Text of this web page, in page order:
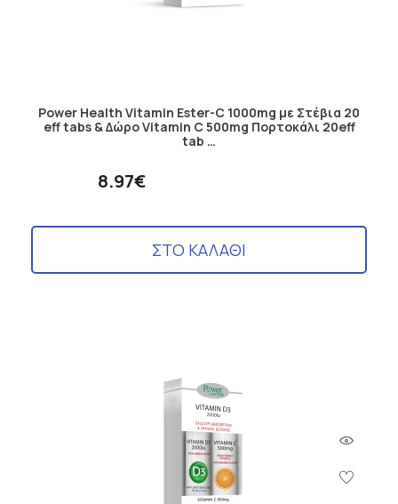
Power Health Vitamin Ester-C 1000mg με Στέβια 20
eff tabs & Δώρο Vitamin C 500mg Πορτοκάλι 20eff
tab …
8.97€
ΣΤΟ ΚΑΛΑΘΙ